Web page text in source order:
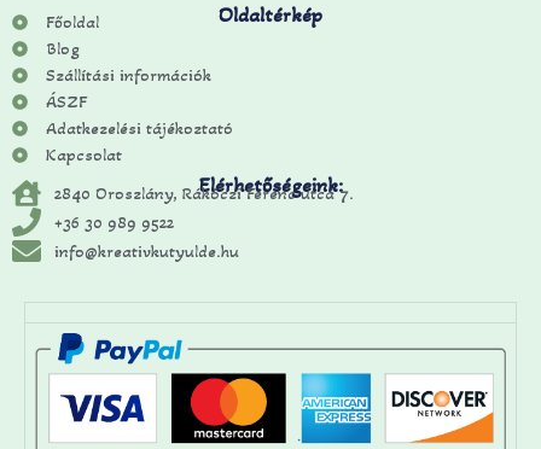
Oldaltérkép
Főoldal
Blog
Szállítási információk
ÁSZF
Adatkezelési tájékoztató
Kapcsolat
Elérhetőségeink:
2840 Oroszlány, Rákóczi Ferenc utca 7.
+36 30 989 9522
info@kreativkutyulde.hu